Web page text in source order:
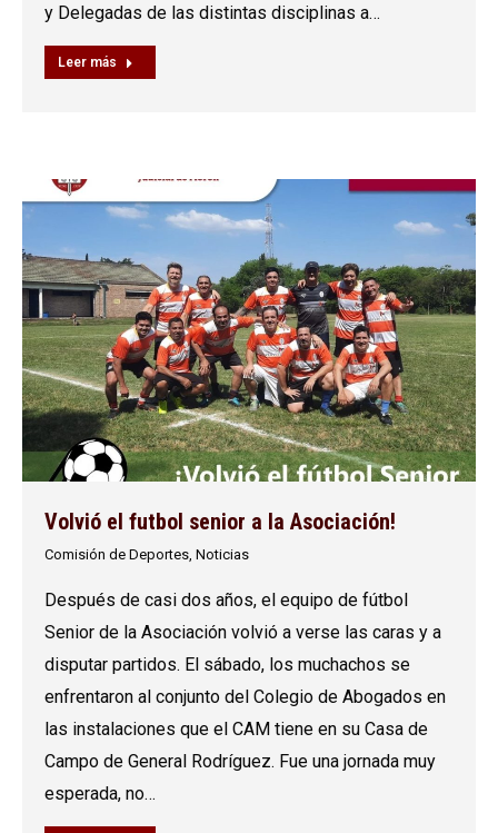
y Delegadas de las distintas disciplinas a…
Leer más
Volvió el futbol senior a la Asociación!
Comisión de Deportes Noticias
Después de casi dos años, el equipo de fútbol
Senior de la Asociación volvió a verse las caras y a
disputar partidos. El sábado, los muchachos se
enfrentaron al conjunto del Colegio de Abogados en
las instalaciones que el CAM tiene en su Casa de
Campo de General Rodríguez. Fue una jornada muy
esperada, no…